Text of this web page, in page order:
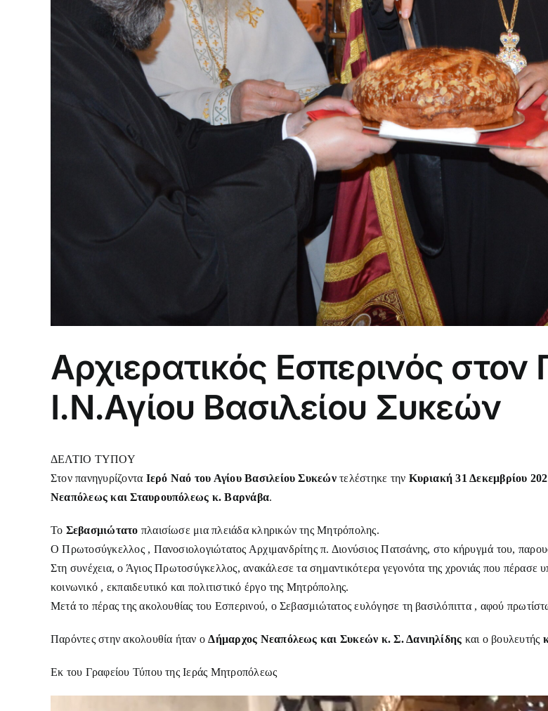
Αρχιερατικός Εσπερινός
Ι.Ν.Αγίου Βασιλείου Συκεών
ΔΕΛΤΙΟ ΤΥΠΟΥ
Στον πανηγυρίζοντα Ιερό Ναό του Αγίου Βασιλείου Συκεώντελέστηκε την Κυριακή 31 Δεκεμβρίου
Νεαπόλεως και Σταυρουπόλεως κ. Βαρνάβα.
Το Σεβασμιώτατο πλαισίωσε μια πλειάδα κληρικών της Μητρόπολης.
Ο Πρωτοσύγκελλος , Πανοσιολογιώτατος Αρχιμανδρίτης π. Διονύσιος Πατσάνης, στο κήρυγμά του,
Στη συνέχεια, ο Άγιος Πρωτοσύγκελλος, ανακάλεσε τα σημαντικότερα γεγονότα της χρονιάς που πέρασε
κοινωνικό , εκπαιδευτικό και πολιτιστικό έργο της Μητρόπολης.
Μετά το πέρας της ακολουθίας του Εσπερινού, ο Σεβασμιώτατος ευλόγησε τη βασιλόπιττα , αφού
Παρόντες στην ακολουθία ήταν οΔήμαρχος Νεαπόλεως και Συκεών κ. Σ. Δανιηλίδης και ο βουλευτής
Εκ του Γραφείου Τύπου της Ιεράς Μητροπόλεως